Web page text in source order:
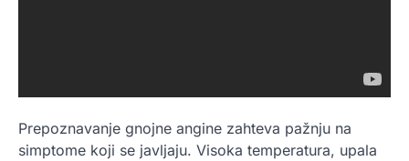
Prepoznavanje gnojne angine zahteva pažnju na
simptome koji se javljaju. Visoka temperatura, upala